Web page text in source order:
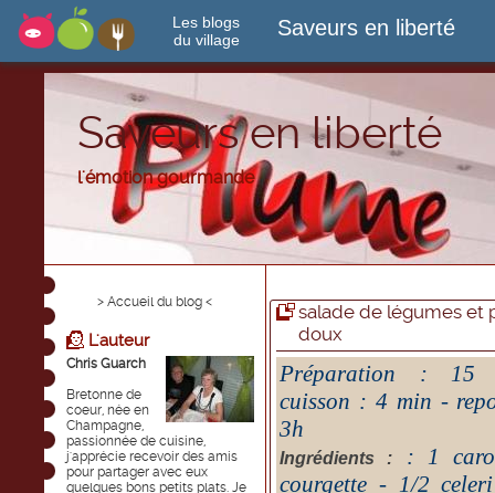
Les blogs
du village
Saveurs en liberté
Saveurs en liberté
l'émotion gourmande
> Accueil du blog <
L'auteur
Chris Guarch
Bretonne de
coeur, née en
Champagne,
passionnée de cuisine,
j'apprécie recevoir des amis
pour partager avec eux
quelques bons petits plats. Je
salade de légumes et
doux
Préparation :
cuisson : 4 min -
3h
Ingrédients :
: 1
courgette - 1/2